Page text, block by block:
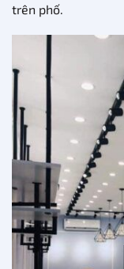
trên phố.